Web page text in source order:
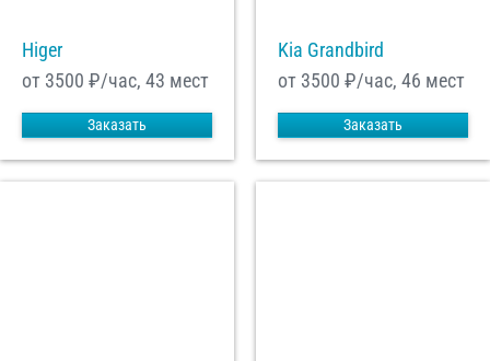
Higer
от 3500 ₽/час, 43 мест
Заказать
Kia Grandbird
от 3500 ₽/час, 46 мест
Заказать